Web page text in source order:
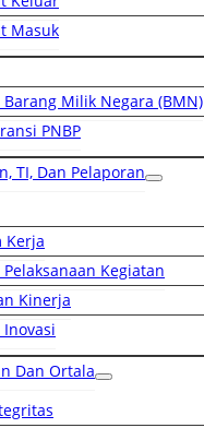
Masuk
Barang Milik Negara (BMN)
PNBP
TI, Dan Pelaporan
Kerja
Kegiatan
Kinerja
Dan Ortala